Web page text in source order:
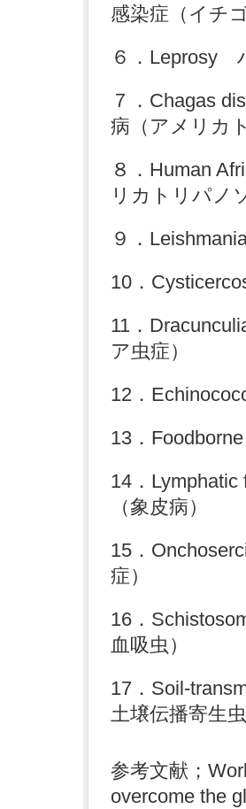
感染症（イチ
６．Leprosy
７．Chagas
病（アメリカ
８．Human
リカトリパノ
９．
10．
11．
ア虫症）
12．
13．
14．
（象皮病）
15．
症）
16．
血吸虫）
17．Soil-
土壌伝播寄生
参考文献；
overcome the